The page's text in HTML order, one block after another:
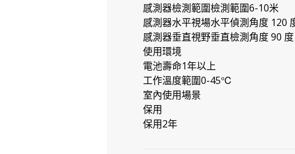
感測器檢測範圍檢測範圍6-10米
感測器水平視場水平偵測角度 120
感測器垂直視野垂直檢測角度 90 度
使用環境
電池壽命1年以上
工作溫度範圍0-45℃
室內使用場景
保用
保用2年